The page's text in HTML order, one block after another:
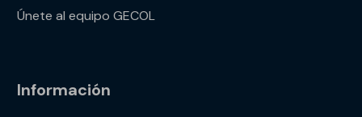
Únete al equipo GECOL
Información